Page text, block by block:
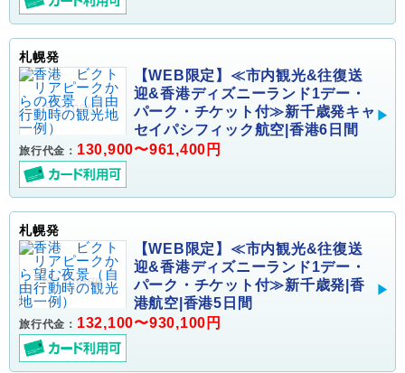
札幌発
【WEB限定】≪市内観光&往復送
迎&香港ディズニーランド1デー・
パーク・チケット付≫新千歳発キャ
セイパシフィック航空|香港6日間
旅行代金： 130,900〜961,400円
札幌発
【WEB限定】≪市内観光&往復送
迎&香港ディズニーランド1デー・
パーク・チケット付≫新千歳発|香
港航空|香港5日間
旅行代金： 132,100〜930,100円